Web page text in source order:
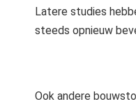
Latere studies
steeds opnieuw
Ook andere